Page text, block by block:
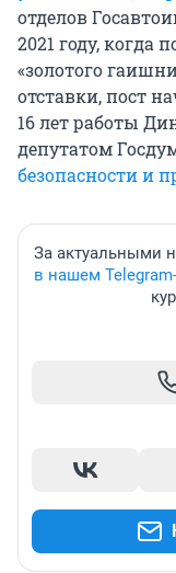
отделов
2021 году, когда
«золотого
отставки, пост
16 лет работы
депутатом
безопасности и
За актуальными
в нашем